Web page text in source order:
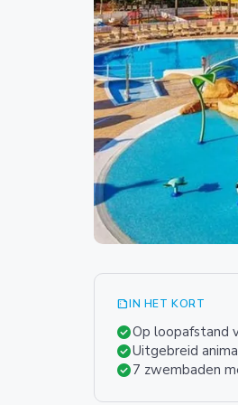
summarizeIN HET KORT
check_circleOp loopafstand
check_circleUitgebreid
check_circle7 zwembaden